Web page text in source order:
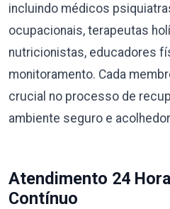
incluindo médicos
ocupacionais, terapeutas
nutricionistas, educadores
monitoramento. Cada
crucial no processo de
ambiente seguro e
Atendimento 24
Contínuo